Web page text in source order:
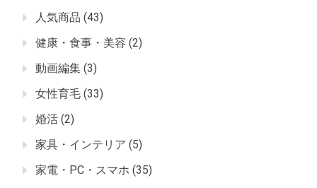
人気商品 (43)
健康・食事・美容 (2)
動画編集 (3)
女性育毛 (33)
婚活 (2)
家具・インテリア (5)
家電・PC・スマホ (35)